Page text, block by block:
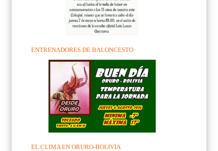
ENTRENADORES DE BALONCESTO
EL CLIMA EN ORURO-BOLIVIA